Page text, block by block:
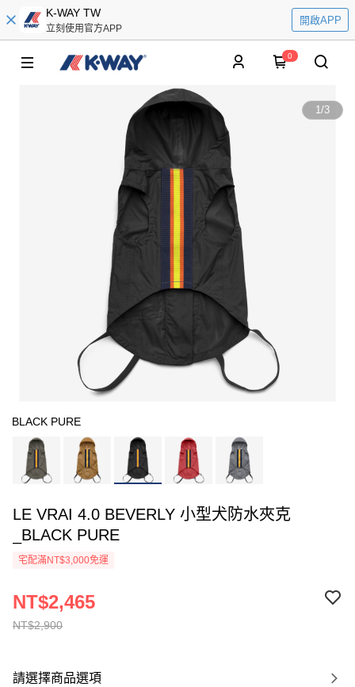
K-WAY TW
立刻使用官方APP
開啟APP
0
1/3
BLACK PURE
LE VRAI 4.0 BEVERLY 小型犬防水夾克
_BLACK PURE
宅配滿NT$3,000免運
NT$2,900
NT$2,465
請選擇商品選項